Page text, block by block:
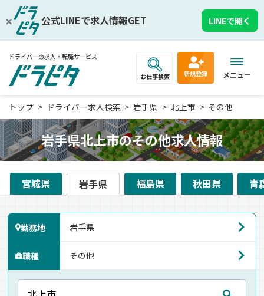
公式LINEで求人情報GET LINEで開く
ドライバーの求人・転職サービス
お仕事検索 新規登録 メニュー
トップ ドライバー求人検索 岩手県 北上市 その他
岩手県北上市のその他求人情報
宮城県 岩手県 福島県 秋田県 青
勤務地
職種